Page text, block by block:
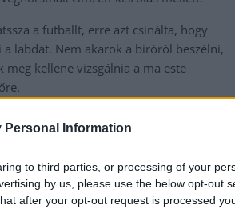
Personal Information
to third parties, or processing of your
by us, please use the below opt-out
after your opt-out request is processed
a futballt, erre azt csinálta, hogy
labdát. Nem akarok a bíróról beszélni,
meg kellene vizsgálnia a ma este
abszolút rekord a
elején bemutatott két védésével,